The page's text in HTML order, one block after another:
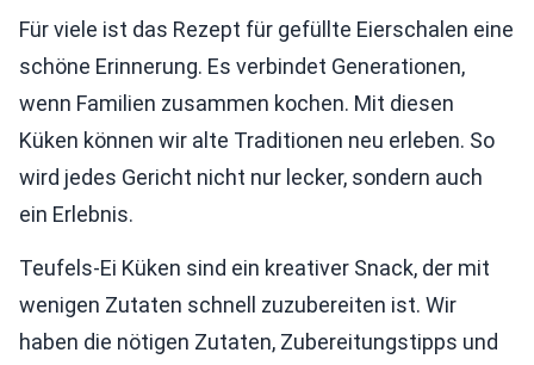
Für viele ist das Rezept für gefüllte Eierschalen eine
schöne Erinnerung. Es verbindet Generationen,
wenn Familien zusammen kochen. Mit diesen
Küken können wir alte Traditionen neu erleben. So
wird jedes Gericht nicht nur lecker, sondern auch
ein Erlebnis.
Teufels-Ei Küken sind ein kreativer Snack, der mit
wenigen Zutaten schnell zuzubereiten ist. Wir
haben die nötigen Zutaten, Zubereitungstipps und